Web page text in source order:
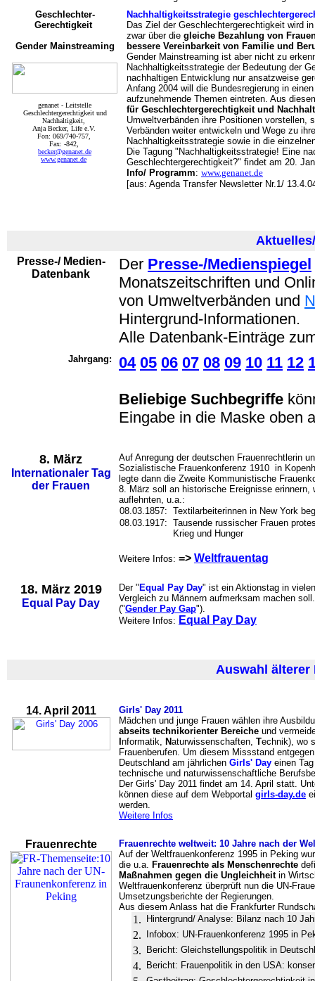
Geschlechter-
Gerechtigkeit
Gender Mainstreaming
genanet - Leitstelle
Geschlechtergerechtigkeit und
Nachhaltigkeit,
Anja Becker, Life e.V.
Fon: 069/740-757,
Fax: -842,
becker@genanet.de
www.genanet.de
Nachhaltigkeitsstrategie
Das Ziel der Geschlechtergerechtigkeit wird
zwar über die gleiche Bezahlung von
bessere Vereinbarkeit von Familie und
Gender Mainstreaming ist aber nicht zu
Nachhaltigkeitsstrategie der Bedeutung der
nachhaltigen Entwicklung nur ansatzweise
Anfang 2004 will die Bundesregierung in
aufzunehmende Themen eintreten. Aus
für Geschlechtergerechtigkeit und
Umweltverbänden ihre Positionen vorstellen,
Verbänden weiter entwickeln und Wege zu
Nachhaltigkeitsstrategie sowie in die
Die Tagung "Nachhaltigkeitsstrategie! Eine
Geschlechtergerechtigkeit?" findet am 20.
Info/ Programm: www.genanet.de
[aus: Agenda Transfer Newsletter Nr.1/
Presse-/ Medien-
Datenbank
Der Presse-/Medienspiegel
Monatszeitschriften und
von Umweltverbänden und
Hintergrund-Informationen.
Alle Datenbank-Einträge
Jahrgang: 04 05 06 07 08 09 10 11 12
Beliebige Suchbegriffe
Eingabe in die Maske oben
8. März
Internationaler Tag
der Frauen
Auf Anregung der deutschen Frauenrechtlerin
Sozialistische Frauenkonferenz 1910 in
legte dann die Zweite Kommunistische
8. März soll an historische Ereignisse
auflehnten, u.a.:
08.03.1857: Textilarbeiterinnen in New York
08.03.1917: Tausende russischer Frauen
Krieg und Hunger
Weitere Infos: => Weltfrauentag
18. März 2019
Equal Pay Day
Der " Equal Pay Day" ist ein Aktionstag in
Vergleich zu Männern aufmerksam machen
("Gender Pay Gap").
Weitere Infos: Equal Pay Day
Auswahl älterer
14. April 2011
Girls' Day 2011
Mädchen und junge Frauen wählen ihre
abseits technikorienter Bereiche und
nformatik, Naturwissenschaften, Technik), wo
Frauenberufen. Um diesem Missstand
Deutschland am jährlichen Girls' Day einen
technische und naturwissenschaftliche
Der Girls' Day 2011 findet am 14. April statt.
können diese auf dem Webportal girls-day.de
werden.
Weitere Infos
Frauenrechte
Frauenrechte weltweit: 10 Jahre nach der
Auf der Weltfrauenkonferenz 1995 in Peking
die u.a. Frauenrechte als Menschenrechte
Maßnahmen gegen die Ungleichheitin
Weltfrauenkonferenz überprüft nun die UN-
Umsetzungsberichte der Regierungen.
Aus diesem Anlass hat die Frankfurter
1. Hintergrund/ Analyse: Bilanz nach 10
2. Infobox: UN-Frauenkonferenz 1995 in
3. Bericht: Gleichstellungspolitik in
4. Bericht: Frauenpolitik in den USA: